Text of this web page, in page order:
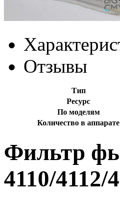
Отзывы
Тип
Ресурс
По моделям
Количество в аппарате
Фильтр
4110/4112/